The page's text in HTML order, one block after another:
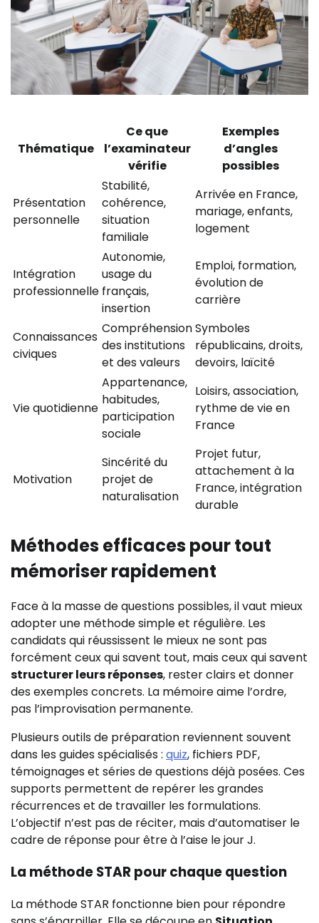
Thématique
Ce que
l’examinateur
vérifie
Exemples
d’angles
possibles
Présentation
personnelle
Stabilité,
cohérence,
situation
familiale
Arrivée en France,
mariage, enfants,
logement
Intégration
professionnelle
Autonomie,
usage du
français,
insertion
Emploi, formation,
évolution de
carrière
Connaissances
civiques
Compréhension
des institutions
et des valeurs
Symboles
républicains, droits,
devoirs, laïcité
Vie quotidienne
Appartenance,
habitudes,
participation
sociale
Loisirs, association,
rythme de vie en
France
Motivation
Sincérité du
projet de
naturalisation
Projet futur,
attachement à la
France, intégration
durable
Méthodes efficaces pour tout
mémoriser rapidement
Face à la masse de questions possibles, il vaut mieux
adopter une méthode simple et régulière. Les
candidats qui réussissent le mieux ne sont pas
forcément ceux qui savent tout, mais ceux qui savent
structurer leurs réponses, rester clairs et donner
des exemples concrets. La mémoire aime l’ordre,
pas l’improvisation permanente.
Plusieurs outils de préparation reviennent souvent
dans les guides spécialisés : quiz, fichiers PDF,
témoignages et séries de questions déjà posées. Ces
supports permettent de repérer les grandes
récurrences et de travailler les formulations.
L’objectif n’est pas de réciter, mais d’automatiser le
cadre de réponse pour être à l’aise le jour J.
La méthode STAR pour chaque question
La méthode STAR fonctionne bien pour répondre